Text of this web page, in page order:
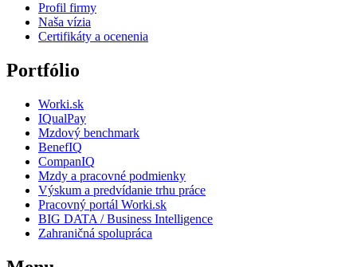
Profil firmy
Naša vízia
Certifikáty a ocenenia
Portfólio
Worki.sk
IQualPay
Mzdový benchmark
BenefIQ
CompanIQ
Mzdy a pracovné podmienky
Výskum a predvídanie trhu práce
Pracovný portál Worki.sk
BIG DATA / Business Intelligence
Zahraničná spolupráca